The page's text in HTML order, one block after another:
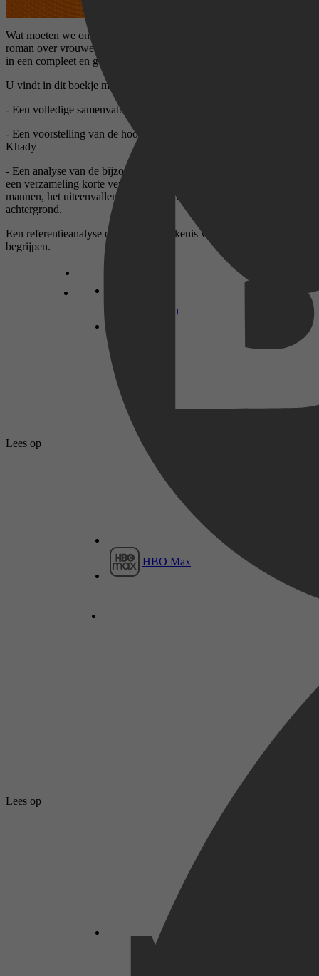
Disney+
HBO Max
Wat moeten we onthouden van Drie sterke vrouwen, de iconische
roman over vrouwelijke heroïek? Kom alles te weten over dit werk
in een compleet en gedetailleerd boekverslag.
U vindt in dit boekje met name :
- Een volledige samenvatting
- Een voorstelling van de hoofdpersonages zoals Norah, Fanta en
Khady
- Een analyse van de bijzonderheden van het werk: een roman of
een verzameling korte verhalen, drie machtige vrouwen en drie laffe
mannen, het uiteenvallen van de familie en Senegal op de
achtergrond.
Een referentieanalyse om snel de betekenis van het werk te
begrijpen.
Lees op
Lees op